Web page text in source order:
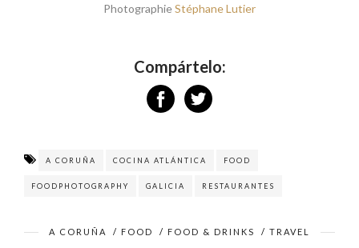
PhotographieStéphane Lutier
Compártelo:
A CORUÑA COCINA ATLÁNTICA FOOD
FOODPHOTOGRAPHY GALICIA RESTAURANTES
A CORUÑA / FOOD / FOOD & DRINKS / TRAVEL